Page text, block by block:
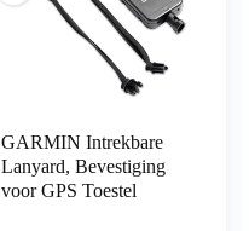
GARMIN Intrekbare
Lanyard, Bevestiging
voor GPS Toestel